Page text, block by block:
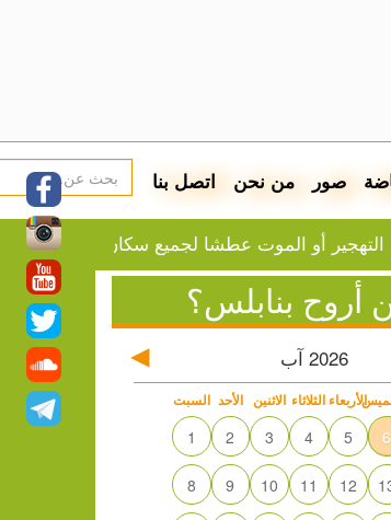
صور من نحن اتصل بنا
أو الموت عطشا لجميع سكان غزة ازدراء
أروح بنابلس؟
2026 آب
السبت الأحد الاثنين الثلاثاء الأربعاء
1 2 3 4 5 6
8 9 10 11 12